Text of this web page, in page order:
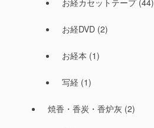
お経カセットテープ(44)
お経DVD(2)
お経本 (1)
写経 (1)
焼香・香炭・香炉灰 (2)